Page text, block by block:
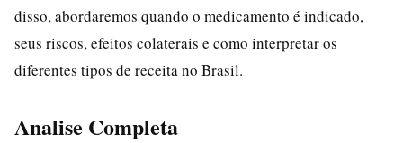
disso, abordaremos quando o medicamento é indicado,
seus riscos, efeitos colaterais e como interpretar os
diferentes tipos de receita no Brasil.
Analise Completa